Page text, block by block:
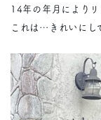
14年の年月により
これは…きれいにし